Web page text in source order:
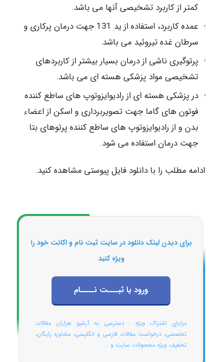
کمتر از کاربرد تشخیصی آنها می باشد.
عمده کاربرد، استفاده از ید 131 جهت درمان پرکاری و
سرطان غده تیروئید می باشد.
پرتوگیری ناشی از درمان بسیار بیشتر از کاربردهای
تشخیصی مواد پزشکی هسته ای می باشد.
در پزشکی هسته ای از رادیوایزوتوپ های ساطع کننده
فوتون های گاما جهت تصویربرداری و اسکن از اعضاء
بدن و از رادیوایزوتوپ های ساطع کننده پرتوهای بتا
جهت درمان استفاده می شود.
ادامه مطلب را با دانلود فایل پیوستی مشاهده کنید.
برای دیدن لینک دانلود در سایت ثبت نام و اکانت خود را
ویژه کنید
ورود یا ثبـــت نــــام
مزایای اشتراک ویژه : دسترسی به آرشیو هزاران مقالات
تخصصی، درخواست مقالات فارسی و انگلیسی، مشاوره رایگان،
تخفیف ویژه محصولات سایت و ...